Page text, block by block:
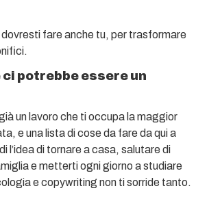
fare anche tu, per trasformare
potrebbe essere un
un lavoro che ti occupa la maggior
e una lista di cose da fare da qui a
l’idea di tornare a casa, salutare di
e metterti ogni giorno a studiare
e copywriting non ti sorride tanto.